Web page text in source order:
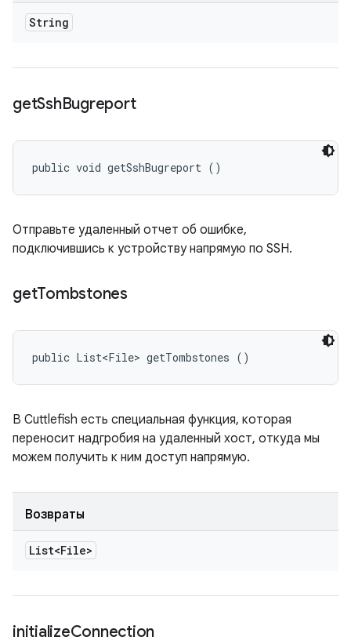
String
getSshBugreport
public void getSshBugreport ()
Отправьте удаленный отчет об ошибке,
подключившись к устройству напрямую по SSH.
getTombstones
public List<File> getTombstones ()
В Cuttlefish есть специальная функция, которая
переносит надгробия на удаленный хост, откуда мы
можем получить к ним доступ напрямую.
Возвраты
List<File>
initializeConnection